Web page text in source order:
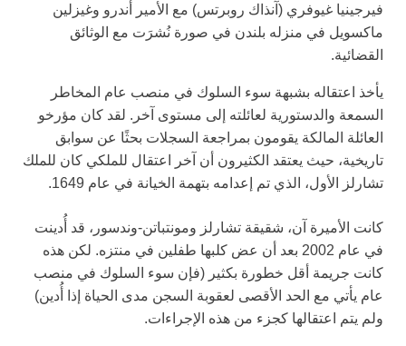
فيرجينيا غيوفري (آنذاك روبرتس) مع الأمير أندرو وغيزلين
ماكسويل في منزله بلندن في صورة نُشرَت مع الوثائق
القضائية.
يأخذ اعتقاله بشبهة سوء السلوك في منصب عام المخاطر
السمعة والدستورية لعائلته إلى مستوى آخر. لقد كان مؤرخو
العائلة المالكة يقومون بمراجعة السجلات بحثًا عن سوابق
تاريخية، حيث يعتقد الكثيرون أن آخر اعتقال للملكي كان للملك
تشارلز الأول، الذي تم إعدامه بتهمة الخيانة في عام 1649.
كانت الأميرة آن، شقيقة تشارلز ومونتباتن-وندسور، قد أُدينت
في عام 2002 بعد أن عض كلبها طفلين في منتزه. لكن هذه
كانت جريمة أقل خطورة بكثير (فإن سوء السلوك في منصب
عام يأتي مع الحد الأقصى لعقوبة السجن مدى الحياة إذا أُدين)
ولم يتم اعتقالها كجزء من هذه الإجراءات.